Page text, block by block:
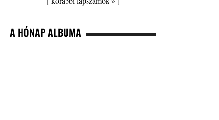
A HÓNAP ALBUMA